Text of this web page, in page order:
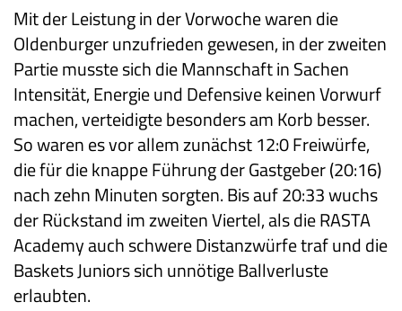
Mit der Leistung in der Vorwoche waren die
Oldenburger unzufrieden gewesen, in der zweiten
Partie musste sich die Mannschaft in Sachen
Intensität, Energie und Defensive keinen Vorwurf
machen, verteidigte besonders am Korb besser.
So waren es vor allem zunächst 12:0 Freiwürfe,
die für die knappe Führung der Gastgeber (20:16)
nach zehn Minuten sorgten. Bis auf 20:33 wuchs
der Rückstand im zweiten Viertel, als die RASTA
Academy auch schwere Distanzwürfe traf und die
Baskets Juniors sich unnötige Ballverluste
erlaubten.